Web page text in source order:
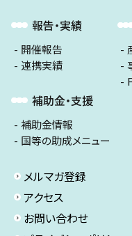
報告・実績
開催報告
連携実績
補助金・支援
補助金情報
国等の助成メニュー
メルマガ登録
アクセス
お問い合わせ